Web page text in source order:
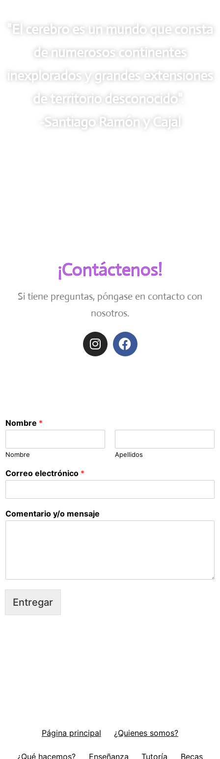
"El cerebro es un mundo que consta
de numerosos continentes
inexplorados y grandes extensiones
de territorio desconocido".
-Santiago Ramón y Cajal
¡Contáctenos!
Si tiene preguntas, póngase en contacto con
nosotros.
Nombre *
Nombre Apellidos
Correo electrónico *
Comentario y/o mensaje
Entregar
Página principal ¿Quienes somos?
¿Qué hacemos? Enseñanza Tutoría Becas